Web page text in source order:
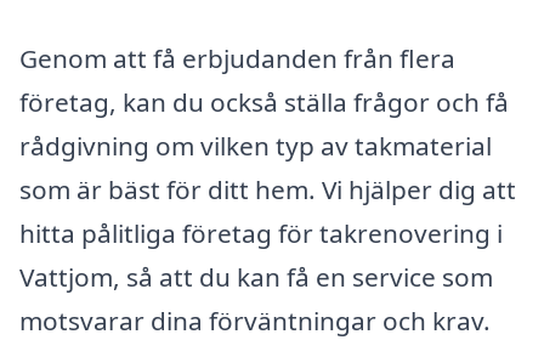
Genom att få erbjudanden från flera
företag, kan du också ställa frågor och få
rådgivning om vilken typ av takmaterial
som är bäst för ditt hem. Vi hjälper dig att
hitta pålitliga företag för takrenovering i
Vattjom, så att du kan få en service som
motsvarar dina förväntningar och krav.